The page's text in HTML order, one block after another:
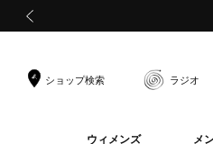
ショップ検索 ラジオ
ウィメンズ メ